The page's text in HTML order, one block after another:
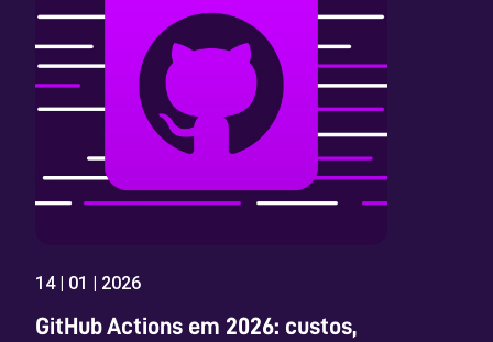
14 | 01 | 2026
GitHub Actions em 2026: custos,